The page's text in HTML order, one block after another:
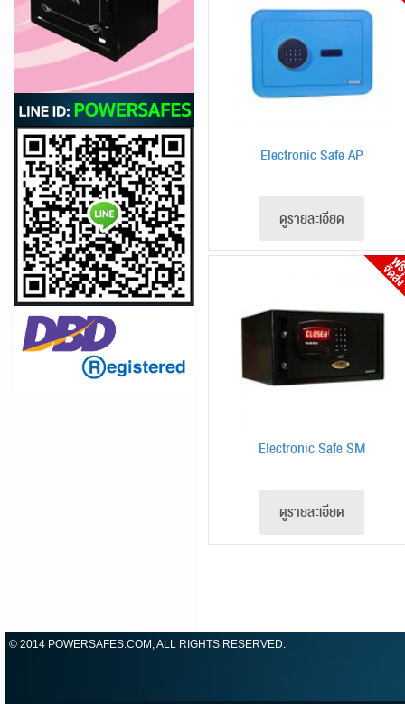
Electronic Safe AP
ดูรายละเอียด
Electronic Safe SM
ดูรายละเอียด
© 2014 POWERSAFES.COM, ALL RIGHTS RESERVED.